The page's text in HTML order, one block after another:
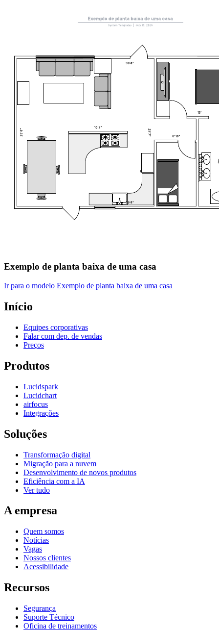
Exemplo de planta baixa de uma casa
Ir para o modelo Exemplo de planta baixa de uma casa
Início
Equipes corporativas
Falar com dep. de vendas
Preços
Produtos
Lucidspark
Lucidchart
airfocus
Integrações
Soluções
Transformação digital
Migração para a nuvem
Desenvolvimento de novos produtos
Eficiência com a IA
Ver tudo
A empresa
Quem somos
Notícias
Vagas
Nossos clientes
Acessibilidade
Recursos
Segurança
Suporte Técnico
Oficina de treinamentos